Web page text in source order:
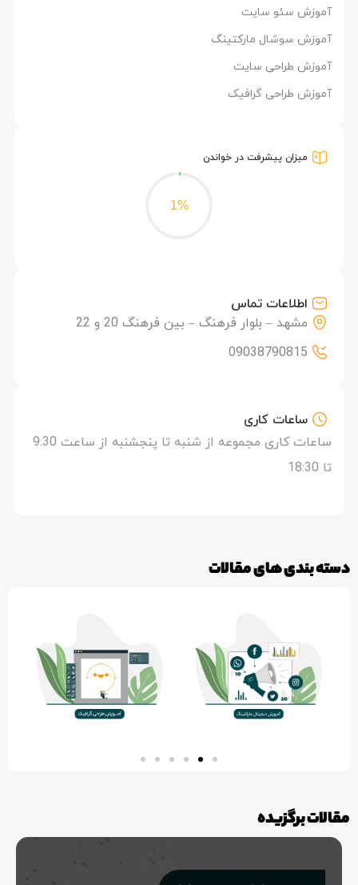
آموزش سئو سایت
آموزش سوشال مارکتینگ
آموزش طراحی سایت
آموزش طراحی گرافیک
میزان پیشرفت در خواندن
1%
اطلاعات تماس
مشهد – بلوار فرهنگ – بین فرهنگ 20 و 22
09038790815
ساعات کاری
ساعات کاری مجموعه از شنبه تا پنجشنبه از ساعت 9:30
تا 18:30
دسته بندی های مقالات
مقالات برگزیده